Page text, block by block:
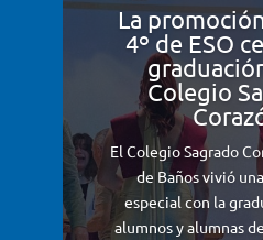
La
4º de ESO
Colegio
El Colegio Sagrado
de Baños vivió
especial con la
alumnos y alumnas